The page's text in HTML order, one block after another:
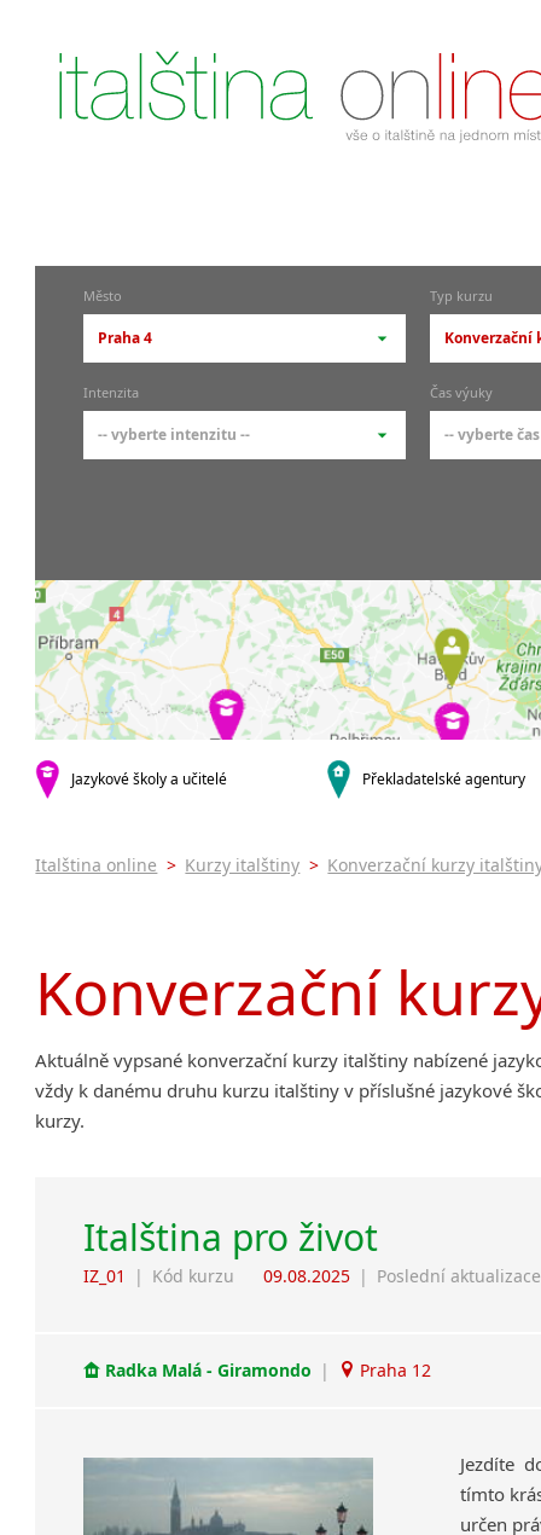
Město
Praha 4
-- vyberte město --
pražské městské části
Praha 7
Praha 9
Praha 10
krajská města
Brno
Plzeň
malá města podle abecedy
Typ kurzu
-- vyberte
kurzy s
Online
Letní
Intenzita
-- vyberte intenzitu --
9-14 hodin týdně
20 a více hodin týdně
Čas výuky
-- vyberte
Večerní
Noční
Jazykové školy a učitelé Překladatelské agentury
Italština online > Kurzy italštiny > Konverzační kurzy
Konverzační
Aktuálně vypsané konverzační kurzy italštiny nabízené
vždy k danému druhu kurzu italštiny v příslušné jazykové
kurzy.
Italština pro život
IZ_01 | Kód kurzu 09.08.2025 | Poslední aktualizace
Radka Malá - Giramondo | Praha 12
Jezdíte
tímto